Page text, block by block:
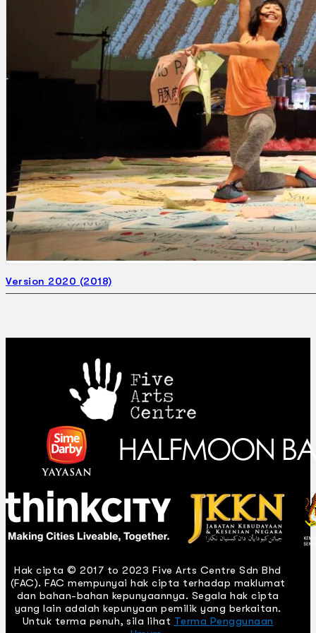
Version 2020 (2018)
Hak cipta © 2017 to 2023 Five Arts Centre Sdn Bhd
(FAC). FAC mempunyai hak cipta terhadap maklumat
dan bahan-bahan kepunyaannya. Segala hak cipta
yang lain adalah kepunyaan pemilik yang berkaitan.
Untuk terma penuh, sila lihat Terma Penggunaan